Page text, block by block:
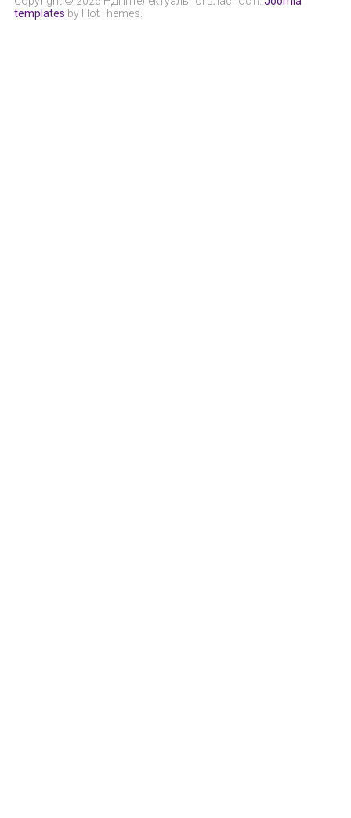
templates by HotThemes.